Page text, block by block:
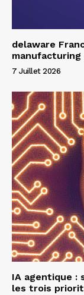
delaware
manufacturing
7 Juillet 2026
IA agentique :
les trois